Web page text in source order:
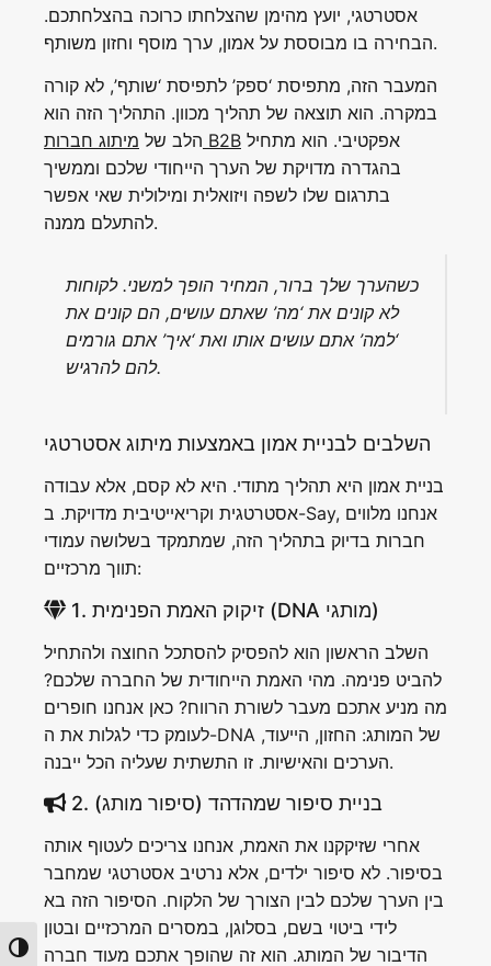
Toggle High Contrast
אסטרטגי, יועץ מהימן שהצלחתו כרוכה בהצלחתכם.
הבחירה בו מבוססת על אמון, ערך מוסף וחזון משותף.
המעבר הזה, מתפיסת ‘ספק’ לתפיסת ‘שותף’, לא קורה
במקרה. הוא תוצאה של תהליך מכוון. התהליך הזה הוא
הלב של מיתוג חברות B2B
בהגדרה מדויקת של הערך הייחודי שלכם וממשיך
בתרגום שלו לשפה ויזואלית ומילולית שאי אפשר
להתעלם ממנה.
כשהערך שלך ברור, המחיר הופך למשני. לקוחות
לא קונים את ‘מה’ שאתם עושים, הם קונים את
‘למה’ אתם עושים אותו ואת ‘איך’ אתם גורמים
להם להרגיש.
השלבים לבניית אמון באמצעות מיתוג אסטרטגי
בניית אמון היא תהליך מתודי. היא לא קסם, אלא עבודה
אסטרטגית וקריאייטיבית מדויקת. ב-Say, אנחנו מלווים
חברות בדיוק בתהליך הזה, שמתמקד בשלושה עמודי
תווך מרכזיים:
1. זיקוק האמת הפנימית (DNA מותגי)
השלב הראשון הוא להפסיק להסתכל החוצה ולהתחיל
להביט פנימה. מהי האמת הייחודית של החברה שלכם?
מה מניע אתכם מעבר לשורת הרווח? כאן אנחנו חופרים
לעומק כדי לגלות את ה-DNA של המותג: החזון, הייעוד,
הערכים והאישיות. זו התשתית שעליה הכל ייבנה.
2. בניית סיפור שמהדהד (סיפור מותג)
אחרי שזיקקנו את האמת, אנחנו צריכים לעטוף אותה
בסיפור. לא סיפור ילדים, אלא נרטיב אסטרטגי שמחבר
בין הערך שלכם לבין הצורך של הלקוח. הסיפור הזה בא
לידי ביטוי בשם, בסלוגן, במסרים המרכזיים ובטון
הדיבור של המותג. הוא זה שהופך אתכם מעוד חברה